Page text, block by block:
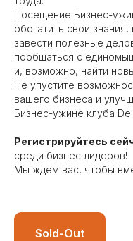
Посещение Бизнес-
обогатить свои
завести полезные
пообщаться с
и, возможно, найти
Не упустите
вашего бизнеса и
Бизнес-ужине клуба
Регистрируйтесь
среди бизнес лидеров!
Мы ждем вас, чтобы
Sold-Out